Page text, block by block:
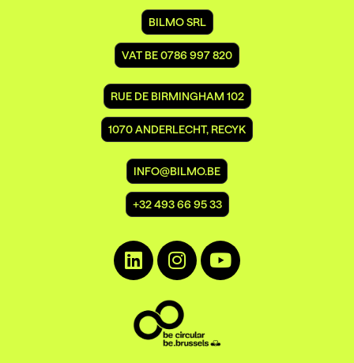
INFO@BILMO.BE
+32 493 66 95 33
RUE DE BIRMINGHAM 102
1070 ANDERLECHT, RECYK
BILMO SRL
VAT BE 0786 997 820